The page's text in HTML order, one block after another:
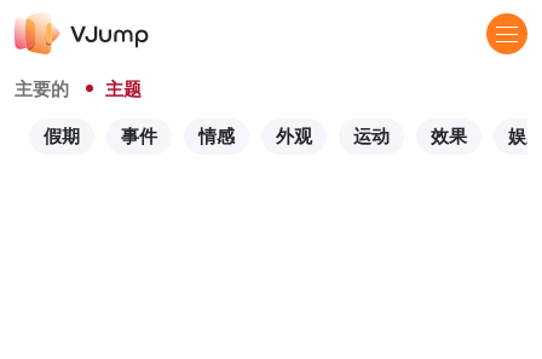
主要的 主题
假期 事件 情感 外观 运动 效果 娱